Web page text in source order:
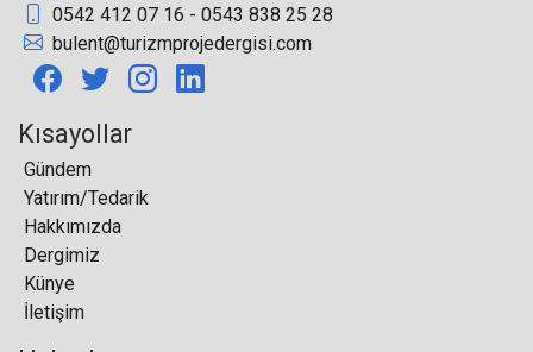
Fas uçuş yasaklarını kaldırdı
İnteraktif gösterilerle çocuklara müzeleri
0542 412 07 16 - 0543 838 25 28
bulent@turizmprojedergisi.com
Kısayollar
Gündem
Yatırım/Tedarik
Hakkımızda
Dergimiz
Künye
İletişim